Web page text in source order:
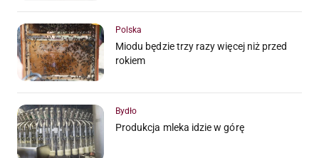
Polska
Miodu będzie trzy razy więcej niż przed
rokiem
Bydło
Produkcja mleka idzie w górę